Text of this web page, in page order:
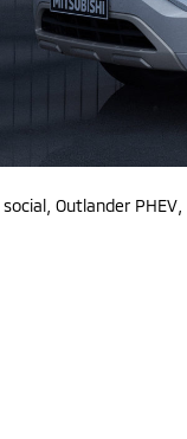
social ,Outlander PHEV